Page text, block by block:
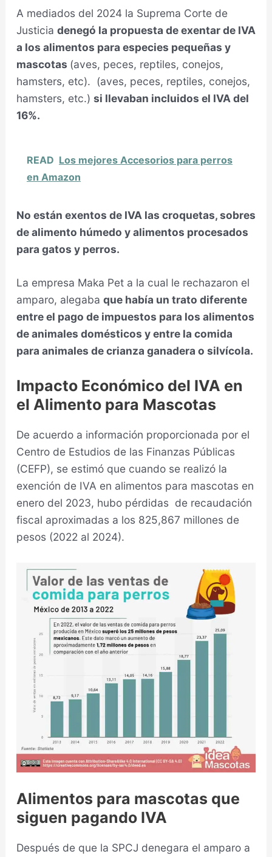
A mediados del 2024 la Suprema Corte de
Justicia denegó la propuesta de exentar de IVA
a los alimentos para especies pequeñas y
mascotas (aves, peces, reptiles, conejos,
hamsters, etc). (aves, peces, reptiles, conejos,
hamsters, etc.) si llevaban incluidos el IVA del
16%.
READ Los mejores Accesorios para perros
en Amazon
No están exentos de IVA las croquetas, sobres
de alimento húmedo y alimentos procesados
para gatos y perros.
La empresa Maka Pet a la cual le rechazaron el
amparo, alegaba que había un trato diferente
entre el pago de impuestos para los alimentos
de animales domésticos y entre la comida
para animales de crianza ganadera o silvícola.
Impacto Económico del IVA en
el Alimento para Mascotas
De acuerdo a información proporcionada por el
Centro de Estudios de las Finanzas Públicas
(CEFP), se estimó que cuando se realizó la
exención de IVA en alimentos para mascotas en
enero del 2023, hubo pérdidas de recaudación
fiscal aproximadas a los 825,867 millones de
pesos (2022 al 2024).
Alimentos para mascotas que
siguen pagando IVA
Después de que la SPCJ denegara el amparo a